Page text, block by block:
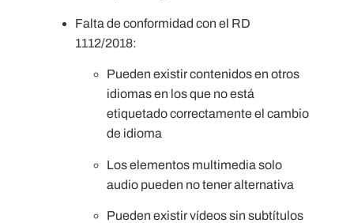
Falta de conformidad con el RD
1112/2018:
Pueden existir contenidos en otros
idiomas en los que no está
etiquetado correctamente el cambio
de idioma
Los elementos multimedia solo
audio pueden no tener alternativa
Pueden existir vídeos sin subtítulos